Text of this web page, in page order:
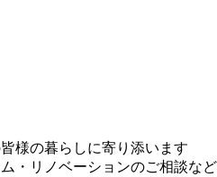
様の暮らしに寄り添います
・リノベーションのご相談など